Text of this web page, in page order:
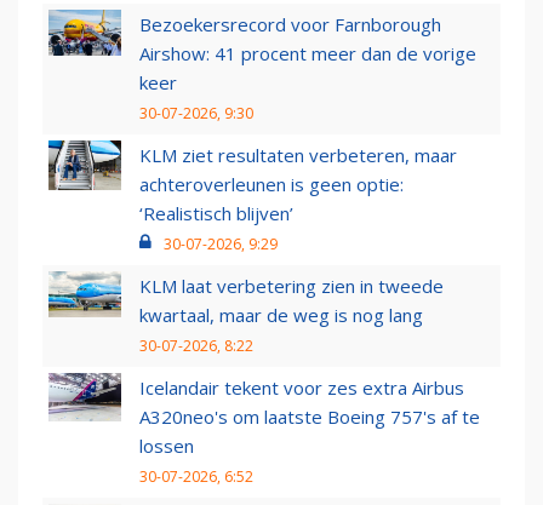
Bezoekersrecord voor Farnborough
Airshow: 41 procent meer dan de vorige
keer
30-07-2026, 9:30
KLM ziet resultaten verbeteren, maar
achteroverleunen is geen optie:
‘Realistisch blijven’
30-07-2026, 9:29
KLM laat verbetering zien in tweede
kwartaal, maar de weg is nog lang
30-07-2026, 8:22
Icelandair tekent voor zes extra Airbus
A320neo's om laatste Boeing 757's af te
lossen
30-07-2026, 6:52